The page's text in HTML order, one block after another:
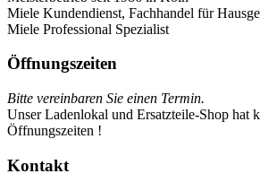
Miele Kundendienst, Fachhandel für
Miele Professional Spezialist
Öffnungszeiten
Bitte vereinbaren Sie einen Termin.
Unser Ladenlokal und Ersatzteile-Shop hat
Öffnungszeiten !
Kontakt